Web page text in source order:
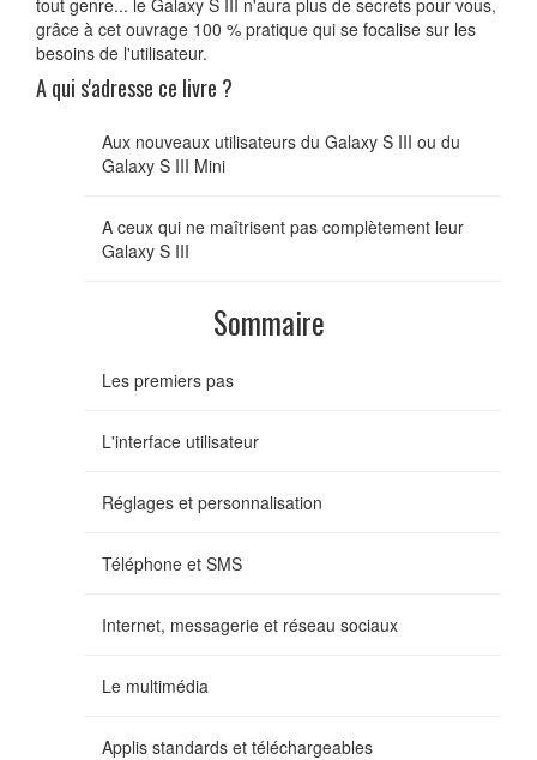
grâce à cet ouvrage 100 % pratique qui se focalise sur les
besoins de l'utilisateur.
A qui s'adresse ce livre ?
Aux nouveaux utilisateurs du Galaxy S III ou du
Galaxy S III Mini
A ceux qui ne maîtrisent pas complètement leur
Galaxy S III
Sommaire
Les premiers pas
L'interface utilisateur
Réglages et personnalisation
Téléphone et SMS
Internet, messagerie et réseau sociaux
Le multimédia
Applis standards et téléchargeables